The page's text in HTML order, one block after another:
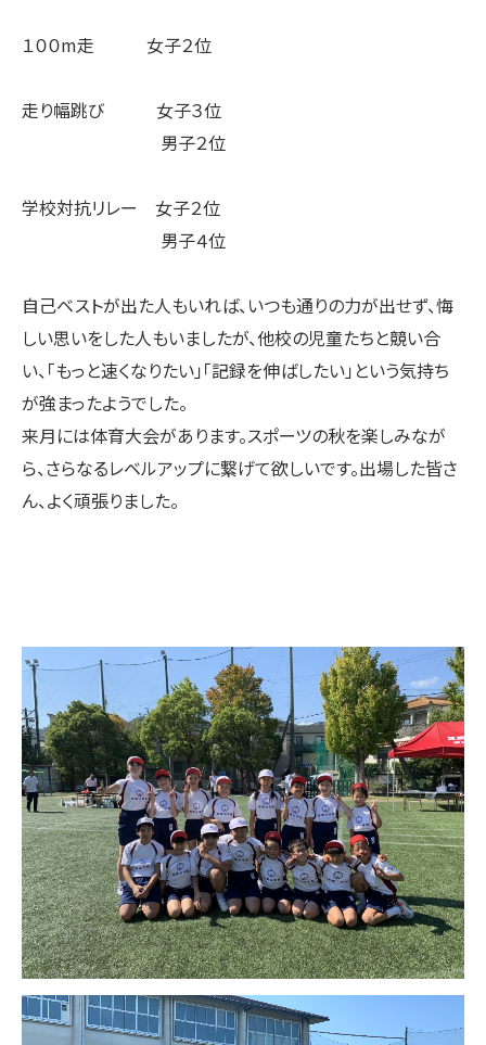
１００m走 女子２位
走り幅跳び 女子３位
男子２位
学校対抗リレー 女子２位
男子４位
自己ベストが出た人もいれば、いつも通りの力が出せず、悔
しい思いをした人もいましたが、他校の児童たちと競い合
い、「もっと速くなりたい」「記録を伸ばしたい」という気持ち
が強まったようでした。
来月には体育大会があります。スポーツの秋を楽しみなが
ら、さらなるレベルアップに繋げて欲しいです。出場した皆さ
ん、よく頑張りました。